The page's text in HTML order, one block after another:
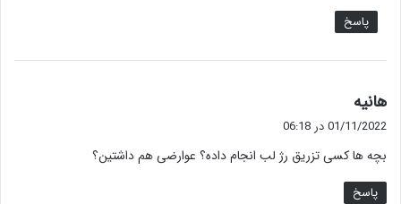
پاسخ
هانیه
ف
:
01/11/2022 در 06:18
بچه ها کسی تزریق رژ لب انجام داده؟ عوارضی هم داشتین؟
پاسخ